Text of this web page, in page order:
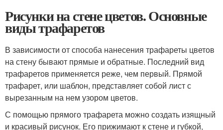
Рисунки на стене цветов. Основные
виды трафаретов
В зависимости от способа нанесения трафареты цветов
на стену бывают прямые и обратные. Последний вид
трафаретов применяется реже, чем первый. Прямой
трафарет, или шаблон, представляет собой лист с
вырезанным на нем узором цветов.
С помощью прямого трафарета можно создать изящный
и красивый рисунок. Его прижимают к стене и губкой,